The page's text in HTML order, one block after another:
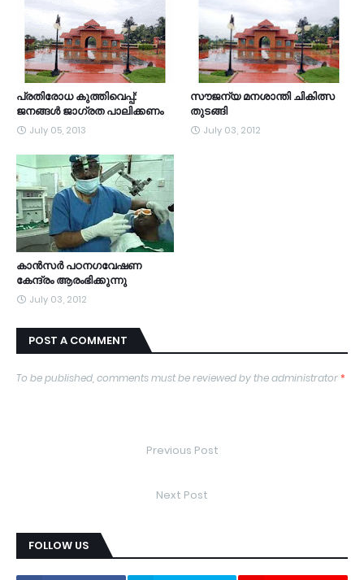
പ്രതിരോധ കുത്തിവെപ്പ്:
ജനങ്ങള്‍ ജാഗ്രത പാലിക്കണം
July 05, 2013
സൗജന്യ മനശാന്തി ചികിത്സ
തുടങ്ങി
July 03, 2012
കാന്‍സര്‍ പഠനഗവേഷണ
കേന്ദ്രം ആരംഭിക്കുന്നു
July 03, 2012
POST A COMMENT
To be published, comments must be reviewed by the administrator*
Previous Post
Next Post
FOLLOW US